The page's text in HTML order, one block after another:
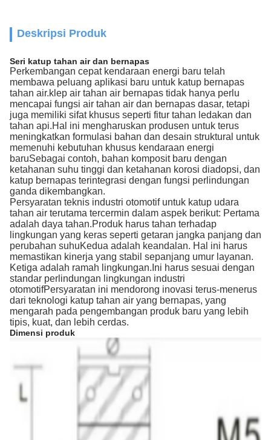
Deskripsi Produk
Seri katup tahan air dan bernapas
Perkembangan cepat kendaraan energi baru telah
membawa peluang aplikasi baru untuk katup bernapas
tahan air.klep air tahan air bernapas tidak hanya perlu
mencapai fungsi air tahan air dan bernapas dasar, tetapi
juga memiliki sifat khusus seperti fitur tahan ledakan dan
tahan api.Hal ini mengharuskan produsen untuk terus
meningkatkan formulasi bahan dan desain struktural untuk
memenuhi kebutuhan khusus kendaraan energi
baruSebagai contoh, bahan komposit baru dengan
ketahanan suhu tinggi dan ketahanan korosi diadopsi, dan
katup bernapas terintegrasi dengan fungsi perlindungan
ganda dikembangkan.
Persyaratan teknis industri otomotif untuk katup udara
tahan air terutama tercermin dalam aspek berikut: Pertama
adalah daya tahan.Produk harus tahan terhadap
lingkungan yang keras seperti getaran jangka panjang dan
perubahan suhuKedua adalah keandalan. Hal ini harus
memastikan kinerja yang stabil sepanjang umur layanan.
Ketiga adalah ramah lingkungan.Ini harus sesuai dengan
standar perlindungan lingkungan industri
otomotifPersyaratan ini mendorong inovasi terus-menerus
dari teknologi katup tahan air yang bernapas, yang
mengarah pada pengembangan produk baru yang lebih
tipis, kuat, dan lebih cerdas.
Dimensi produk